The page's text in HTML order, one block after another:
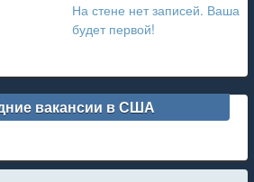
На стене нет записей. Ваша
будет первой!
вакансии в США